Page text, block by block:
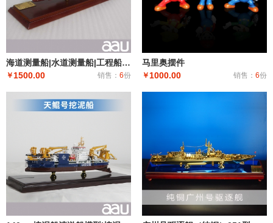
海道测量船|水道测量船|工程船布缆船|海巡08海道测量船模型工艺船航模纪念摆件展览收藏品送礼
￥ 1500.00 销售： 6份
马里奥摆件
￥ 1000.00 销售： 6份